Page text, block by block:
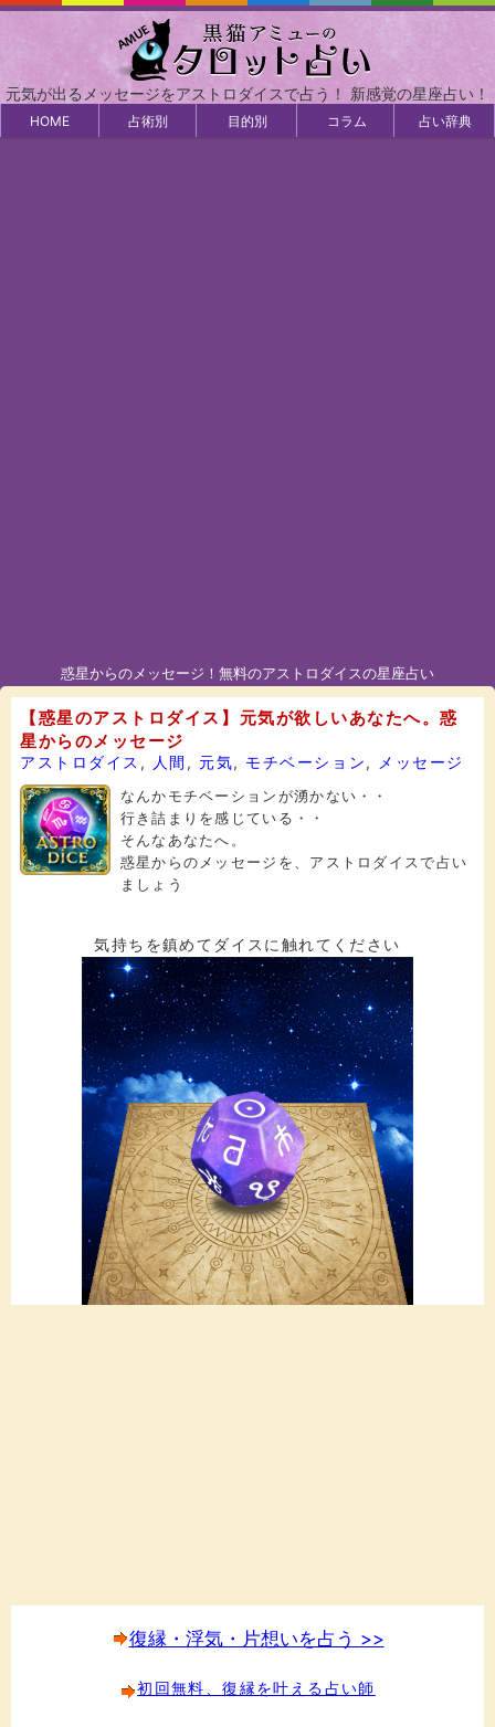
元気が出るメッセージをアストロダイスで占う！ 新感覚の星座占い！
HOME 占術別 目的別 コラム 占い辞典
惑星からのメッセージ！無料のアストロダイスの星座占い
【惑星のアストロダイス】元気が欲しいあなたへ。惑
星からのメッセージ
アストロダイス , 人間 , 元気, モチベーション,
メッセージ
なんかモチベーションが湧かない・・
行き詰まりを感じている・・
そんなあなたへ。
惑星からのメッセージを、アストロダイスで占い
ましょう
気持ちを鎮めてダイスに触れてください
復縁・浮気・片想いを占う >>
初回無料、復縁を叶える占い師